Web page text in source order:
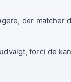
der matcher
fordi de